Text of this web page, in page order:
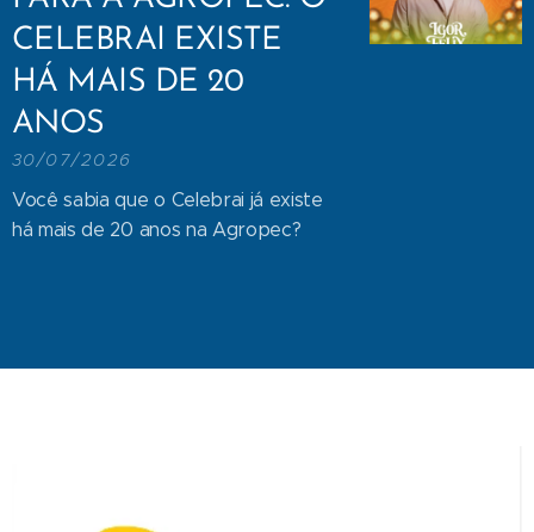
CELEBRAI EXISTE
HÁ MAIS DE 20
ANOS
30/07/2026
Você sabia que o Celebrai já existe
há mais de 20 anos na Agropec?